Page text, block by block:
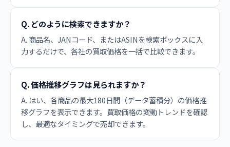
Q. どのように検索できますか？
A. 商品名、JANコード、またはASINを検索ボックスに入
力するだけで、各社の買取価格を一括で比較できます。
Q. 価格推移グラフは見られますか？
A. はい、各商品の最大180日間（データ蓄積分）の価格推
移グラフを表示できます。買取価格の変動トレンドを確認
し、最適なタイミングで売却できます。